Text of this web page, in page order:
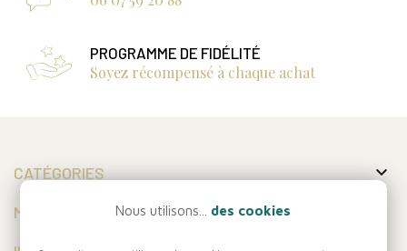
PROGRAMME DE FIDÉLITÉ
Soyez récompensé à chaque achat
CATÉGORIES 
MON COMPTE Nous utilisons... des cookies